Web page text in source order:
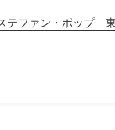
テファン・ポップ